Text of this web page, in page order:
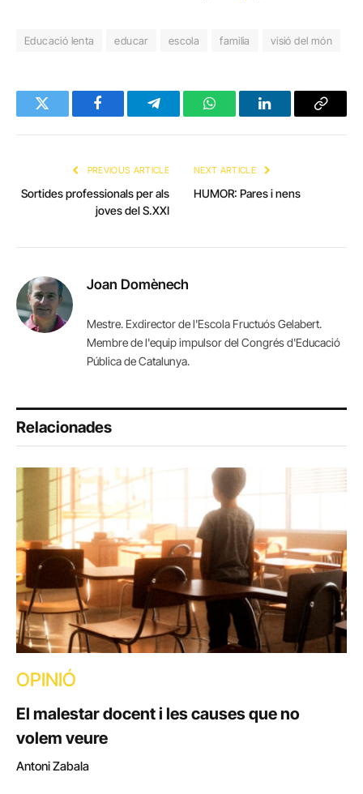
Educació lenta educar escola familia visió del món
Twitter FacebookTelegramWhatsAppLinkedInCopy
PREVIOUS ARTICLE
Sortides professionals per als
joves del S.XXI
NEXT ARTICLE
HUMOR: Pares i nens
Joan Domènech
Mestre. Exdirector de l'Escola Fructuós Gelabert.
Membre de l'equip impulsor del Congrés d'Educació
Pública de Catalunya.
Relacionades
OPINIÓ
El malestar docent i les causes que no
volem veure
Antoni Zabala